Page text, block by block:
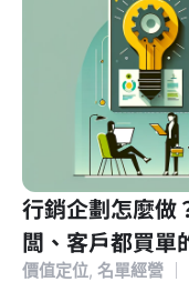
行銷企劃怎麼做
闆、客戶都買單
價值定位, 名單經營